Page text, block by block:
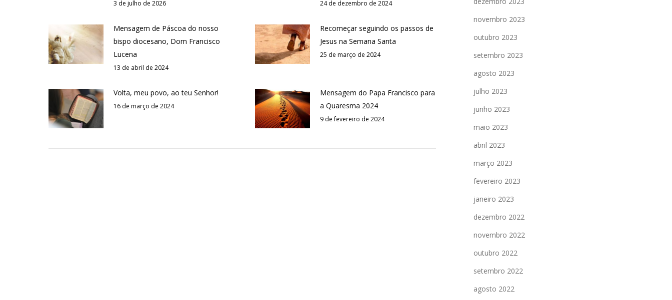
3 de julho de 2026 24 de dezembro de 2024
Mensagem de Páscoa do nosso
bispo diocesano, Dom Francisco
Lucena
13 de abril de 2024
Recomeçar seguindo os passos de
Jesus na Semana Santa
25 de março de 2024
Volta, meu povo, ao teu Senhor!
16 de março de 2024
Mensagem do Papa Francisco para
a Quaresma 2024
9 de fevereiro de 2024
novembro 2023
outubro 2023
setembro 2023
agosto 2023
julho 2023
junho 2023
maio 2023
abril 2023
março 2023
fevereiro 2023
janeiro 2023
dezembro 2022
novembro 2022
outubro 2022
setembro 2022
agosto 2022